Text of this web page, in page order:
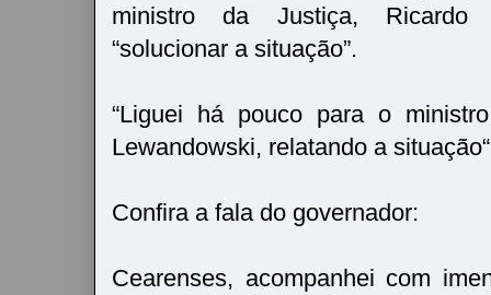
ministro da Justiça, Ricardo
“solucionar a situação”.
“Liguei há pouco para o
Lewandowski, relatando a
Confira a fala do governador:
Cearenses, acompanhei com